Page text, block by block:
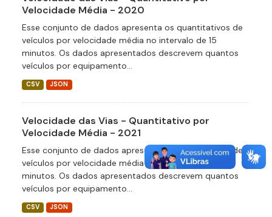
Velocidade Média - 2020
Esse conjunto de dados apresenta os quantitativos de
veículos por velocidade média no intervalo de 15
minutos. Os dados apresentados descrevem quantos
veículos por equipamento...
CSV JSON
Velocidade das Vias - Quantitativo por
Velocidade Média - 2021
Esse conjunto de dados apresenta os quantitativos de
veículos por velocidade média no intervalo de 15
minutos. Os dados apresentados descrevem quantos
veículos por equipamento...
CSV JSON